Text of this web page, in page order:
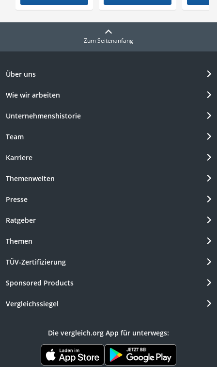
Zum Seitenanfang
Über uns
Wie wir arbeiten
Unternehmenshistorie
Team
Karriere
Themenwelten
Presse
Ratgeber
Themen
TÜV-Zertifizierung
Sponsored Products
Vergleichssiegel
Die vergleich.org App für unterwegs: